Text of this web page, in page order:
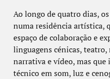
Ao longo de quatro dias,
numa residência artística,
espaço de colaboração e
linguagens cénicas,
narrativa e vídeo, mas
técnico em som, luz e